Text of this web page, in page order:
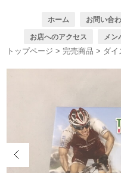
ホーム お問い合
お店へのアクセス メン
トップページ > 完売商品 > ダイ